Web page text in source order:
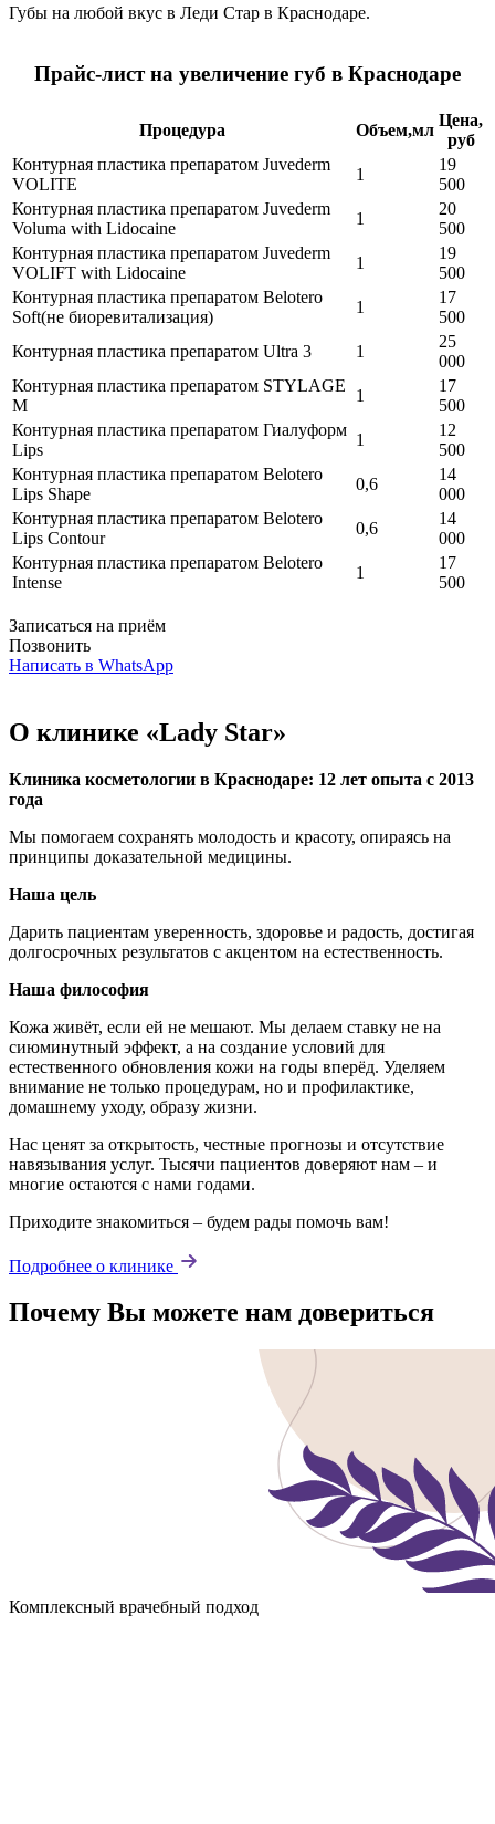
Губы на любой вкус в Леди Стар в Краснодаре.
Прайс-лист на увеличение губ в Краснодаре
Процедура Объем,мл
Цена,
руб
Контурная пластика препаратом Juvederm
VOLITE
1
19
500
Контурная пластика препаратом Juvederm
Voluma with Lidocaine
1
20
500
Контурная пластика препаратом Juvederm
VOLIFT with Lidocaine
1
19
500
Контурная пластика препаратом Belotero
Soft(не биоревитализация)
1
17
500
Контурная пластика препаратом Ultra 3
1
25
000
Контурная пластика препаратом STYLAGE
M
1
17
500
Контурная пластика препаратом Гиалуформ
Lips
1
12
500
Контурная пластика препаратом Belotero
Lips Shape
0,6
14
000
Контурная пластика препаратом Belotero
Lips Contour
0,6
14
000
Контурная пластика препаратом Belotero
Intense
1
17
500
Записаться на приём
Позвонить
Написать в WhatsApp
О клинике «Lady Star»
Клиника косметологии в Краснодаре: 12 лет опыта с 2013
года
Мы помогаем сохранять молодость и красоту, опираясь на
принципы доказательной медицины.
Наша цель
Дарить пациентам уверенность, здоровье и радость, достигая
долгосрочных результатов с акцентом на естественность.
Наша философия
Кожа живёт, если ей не мешают. Мы делаем ставку не на
сиюминутный эффект, а на создание условий для
естественного обновления кожи на годы вперёд. Уделяем
внимание не только процедурам, но и профилактике,
домашнему уходу, образу жизни.
Нас ценят за открытость, честные прогнозы и отсутствие
навязывания услуг. Тысячи пациентов доверяют нам – и
многие остаются с нами годами.
Приходите знакомиться – будем рады помочь вам!
Подробнее о клинике
Почему Вы можете нам довериться
Комплексный врачебный подход